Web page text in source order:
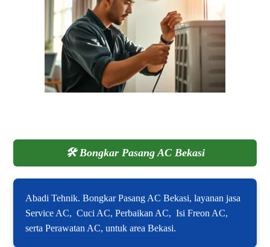
🛠️Bongkar Pasang AC Bekasi
Abadi Tehnik. Bongkar Pasang AC Bekasi, layanan jasa
Service AC, Cuci AC, Perbaikan AC, Isi Freon AC,
serta Perawatan AC, untuk area Bekasi.